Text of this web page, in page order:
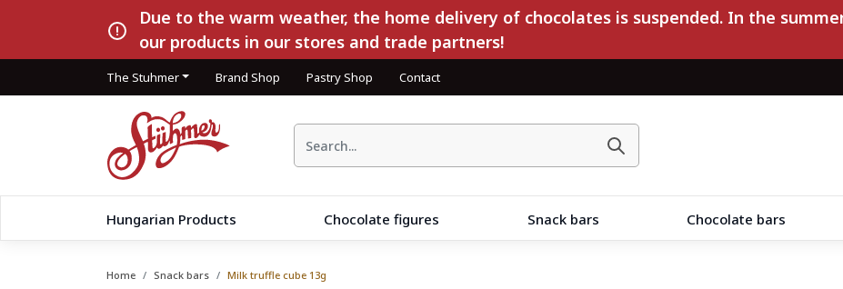
Due to the warm weather, the home delivery of chocolates is suspended. In the
our products in our stores and trade partners!
The Stuhmer Brand Shop Pastry Shop Contact
Hungarian Products Chocolate figures Snack bars Chocolate bars
Home Snack bars Milk truffle cube 13g